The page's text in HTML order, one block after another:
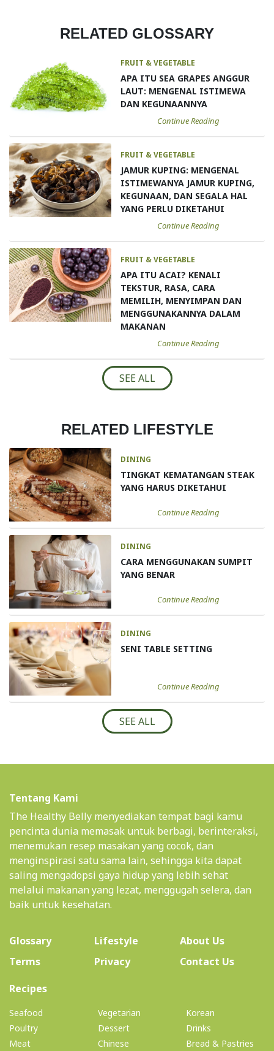
RELATED GLOSSARY
FRUIT & VEGETABLE
APA ITU SEA GRAPES ANGGUR
LAUT: MENGENAL ISTIMEWA
DAN KEGUNAANNYA
Continue Reading
FRUIT & VEGETABLE
JAMUR KUPING: MENGENAL
ISTIMEWANYA JAMUR KUPING,
KEGUNAAN, DAN SEGALA HAL
YANG PERLU DIKETAHUI
Continue Reading
FRUIT & VEGETABLE
APA ITU ACAI? KENALI
TEKSTUR, RASA, CARA
MEMILIH, MENYIMPAN DAN
MENGGUNAKANNYA DALAM
MAKANAN
Continue Reading
SEE ALL
RELATED LIFESTYLE
DINING
TINGKAT KEMATANGAN STEAK
YANG HARUS DIKETAHUI
Continue Reading
DINING
CARA MENGGUNAKAN SUMPIT
YANG BENAR
Continue Reading
DINING
SENI TABLE SETTING
Continue Reading
SEE ALL
Tentang Kami
The Healthy Belly menyediakan tempat bagi kamu
pencinta dunia memasak untuk berbagi, berinteraksi,
menemukan resep masakan yang cocok, dan
menginspirasi satu sama lain, sehingga kita dapat
saling mengadopsi gaya hidup yang lebih sehat
melalui makanan yang lezat, menggugah selera, dan
baik untuk kesehatan.
Glossary Lifestyle About Us(current)
Terms
Privacy
Contact Us
Recipes(current)
Seafood
Poultry
Meat
Vegetarian
Dessert
Chinese
Korean
Drinks
Bread & Pastries